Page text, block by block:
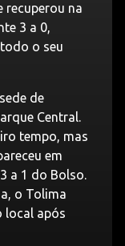
recuperou na
3 a 0,
o seu
de
Central.
tempo, mas
em
a 1 do Bolso.
o Tolima
local após